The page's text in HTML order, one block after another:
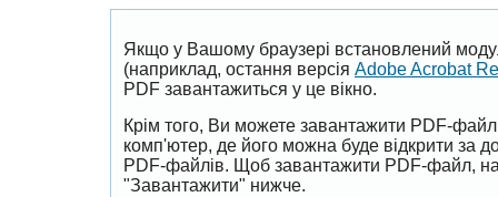
Якщо у Вашому браузері встановлений
(наприклад, остання версія Adobe Acrobat
PDF завантажиться у це вікно.
Крім того, Ви можете завантажити PDF-
комп'ютер, де його можна буде відкрити за
PDF-файлів. Щоб завантажити PDF-файл,
"Завантажити" нижче.